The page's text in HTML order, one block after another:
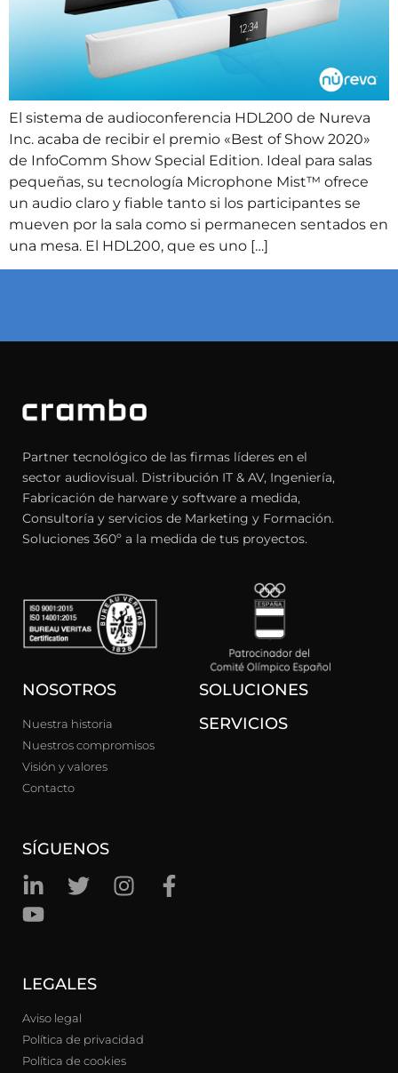
El sistema de audioconferencia HDL200 de Nureva
Inc. acaba de recibir el premio «Best of Show 2020»
de InfoComm Show Special Edition. Ideal para salas
pequeñas, su tecnología Microphone Mist™ ofrece
un audio claro y fiable tanto si los participantes se
mueven por la sala como si permanecen sentados en
una mesa. El HDL200, que es uno […]
Partner tecnológico de las firmas líderes en el
sector audiovisual. Distribución IT & AV, Ingeniería,
Fabricación de harware y software a medida,
Consultoría y servicios de Marketing y Formación.
Soluciones 360º a la medida de tus proyectos.
NOSOTROS
Nuestra historia
Nuestros compromisos
Visión y valores
Contacto
SÍGUENOS
SOLUCIONES
SERVICIOS
LEGALES
Aviso legal
Política de privacidad
Política de cookies